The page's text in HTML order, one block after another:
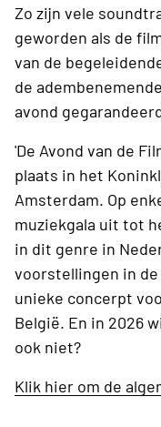
Zo zijn vele
geworden als de
van de
de
avond
'De Avond van de
plaats in het
Amsterdam. Op
muziekgala uit tot
in dit genre in
voorstellingen in
unieke concerpt
België. En in 2026
ook niet?
Klik hier om de